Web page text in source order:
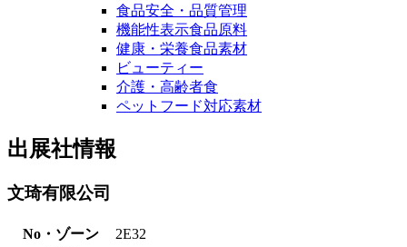
食品安全・品質管理
機能性表示食品原料
健康・栄養食品素材
ビューティー
介護・高齢者食
ペットフード対応素材
出展社情報
文琦有限公司
No・ゾーン
2E32